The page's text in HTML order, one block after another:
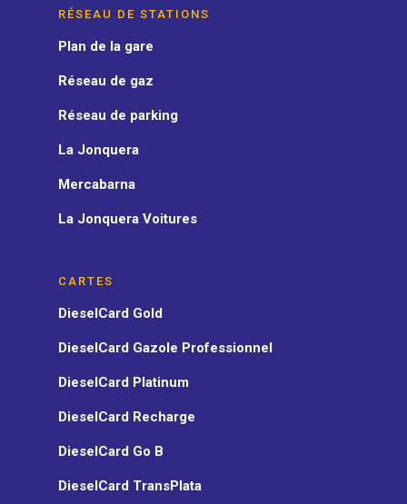
RÉSEAU DE STATIONS
Plan de la gare
Réseau de gaz
Réseau de parking
La Jonquera
Mercabarna
La Jonquera Voitures
CARTES
DieselCard Gold
DieselCard Gazole Professionnel
DieselCard Platinum
DieselCard Recharge
DieselCard Go B
DieselCard TransPlata